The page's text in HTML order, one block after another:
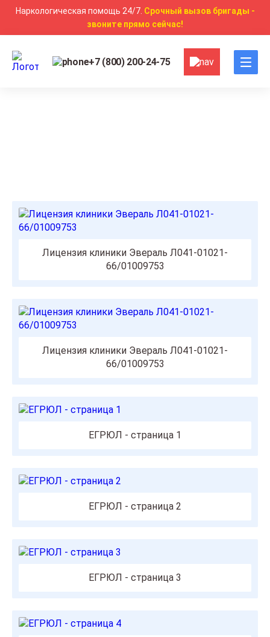
Наркологическая помощь 24/7. Срочный вызов бригады -
звоните прямо сейчас!
+7 (800) 200-24-75
Лицензия клиники Эвераль Л041-01021-
66/01009753
Лицензия клиники Эвераль Л041-01021-
66/01009753
ЕГРЮЛ - страница 1
ЕГРЮЛ - страница 2
ЕГРЮЛ - страница 3